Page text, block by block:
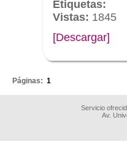
Etiquetas:
Vistas: 1845
[Descargar]
Páginas: 1
Servicio
Av.